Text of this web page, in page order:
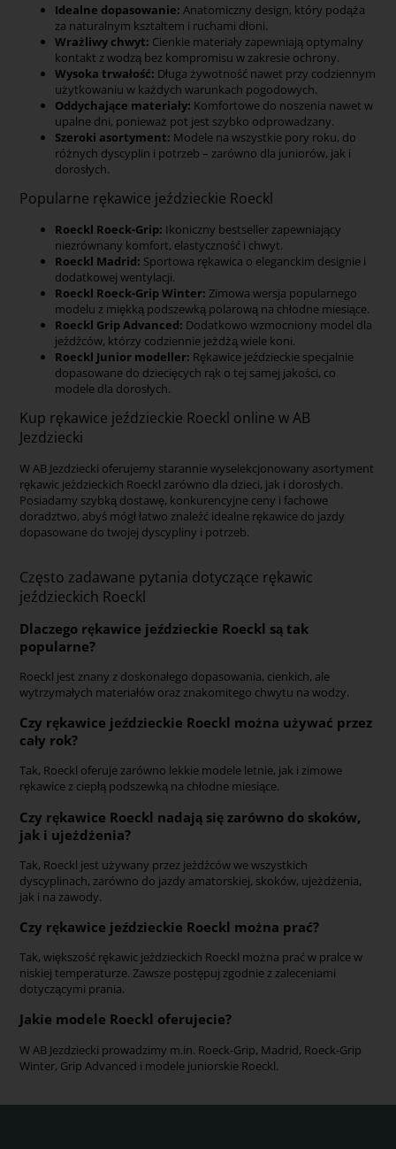
Idealne dopasowanie: Anatomiczny design, który podąża
za naturalnym kształtem i ruchami dłoni.
Wrażliwy chwyt: Cienkie materiały zapewniają optymalny
kontakt z wodzą bez kompromisu w zakresie ochrony.
Wysoka trwałość: Długa żywotność nawet przy codziennym
użytkowaniu w każdych warunkach pogodowych.
Oddychające materiały: Komfortowe do noszenia nawet w
upalne dni, ponieważ pot jest szybko odprowadzany.
Szeroki asortyment: Modele na wszystkie pory roku, do
różnych dyscyplin i potrzeb – zarówno dla juniorów, jak i
dorosłych.
Popularne rękawice jeździeckie Roeckl
Roeckl Roeck-Grip: Ikoniczny bestseller zapewniający
niezrównany komfort, elastyczność i chwyt.
Roeckl Madrid: Sportowa rękawica o eleganckim designie i
dodatkowej wentylacji.
Roeckl Roeck-Grip Winter: Zimowa wersja popularnego
modelu z miękką podszewką polarową na chłodne miesiące.
Roeckl Grip Advanced: Dodatkowo wzmocniony model dla
jeźdźców, którzy codziennie jeżdżą wiele koni.
Roeckl Junior modeller: Rękawice jeździeckie specjalnie
dopasowane do dziecięcych rąk o tej samej jakości, co
modele dla dorosłych.
Kup rękawice jeździeckie Roeckl online w AB
Jezdziecki
W AB Jezdziecki oferujemy starannie wyselekcjonowany asortyment
rękawic jeździeckich Roeckl zarówno dla dzieci, jak i dorosłych.
Posiadamy szybką dostawę, konkurencyjne ceny i fachowe
doradztwo, abyś mógł łatwo znaleźć idealne rękawice do jazdy
dopasowane do twojej dyscypliny i potrzeb.
Często zadawane pytania dotyczące rękawic
jeździeckich Roeckl
Dlaczego rękawice jeździeckie Roeckl są tak
popularne?
Roeckl jest znany z doskonałego dopasowania, cienkich, ale
wytrzymałych materiałów oraz znakomitego chwytu na wodzy.
Czy rękawice jeździeckie Roeckl można używać przez
cały rok?
Tak, Roeckl oferuje zarówno lekkie modele letnie, jak i zimowe
rękawice z ciepłą podszewką na chłodne miesiące.
Czy rękawice Roeckl nadają się zarówno do skoków,
jak i ujeżdżenia?
Tak, Roeckl jest używany przez jeźdźców we wszystkich
dyscyplinach, zarówno do jazdy amatorskiej, skoków, ujeżdżenia,
jak i na zawody.
Czy rękawice jeździeckie Roeckl można prać?
Tak, większość rękawic jeździeckich Roeckl można prać w pralce w
niskiej temperaturze. Zawsze postępuj zgodnie z zaleceniami
dotyczącymi prania.
Jakie modele Roeckl oferujecie?
W AB Jezdziecki prowadzimy m.in. Roeck-Grip, Madrid, Roeck-Grip
Winter, Grip Advanced i modele juniorskie Roeckl.